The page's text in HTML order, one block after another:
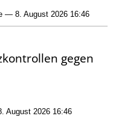
— 8. August 2026 16:46
gegen
August 2026 16:46